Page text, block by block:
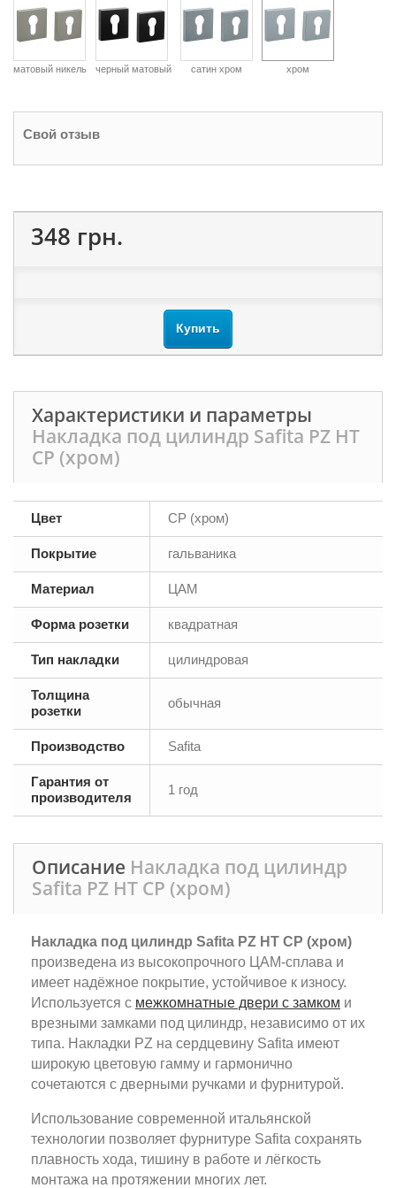
матовый никель черный матовый сатин хром хром
Свой отзыв
348 грн.
Купить
Характеристики и параметры
Накладка под цилиндр Safita PZ HT
CP (хром)
Цвет CP (хром)
Покрытие гальваника
Материал ЦАМ
Форма розетки квадратная
Тип накладки цилиндровая
Толщина
розетки
обычная
Производство Safita
Гарантия от
производителя
1 год
Описание Накладка под цилиндр
Safita PZ HT CP (хром)
Накладка под цилиндр Safita PZ HT CP (хром)
произведена из высокопрочного ЦАМ-сплава и
имеет надёжное покрытие, устойчивое к износу.
Используется с межкомнатные двери с замком и
врезными замками под цилиндр, независимо от их
типа. Накладки PZ на сердцевину Safita имеют
широкую цветовую гамму и гармонично
сочетаются с дверными ручками и фурнитурой.
Использование современной итальянской
технологии позволяет фурнитуре Safita сохранять
плавность хода, тишину в работе и лёгкость
монтажа на протяжении многих лет.